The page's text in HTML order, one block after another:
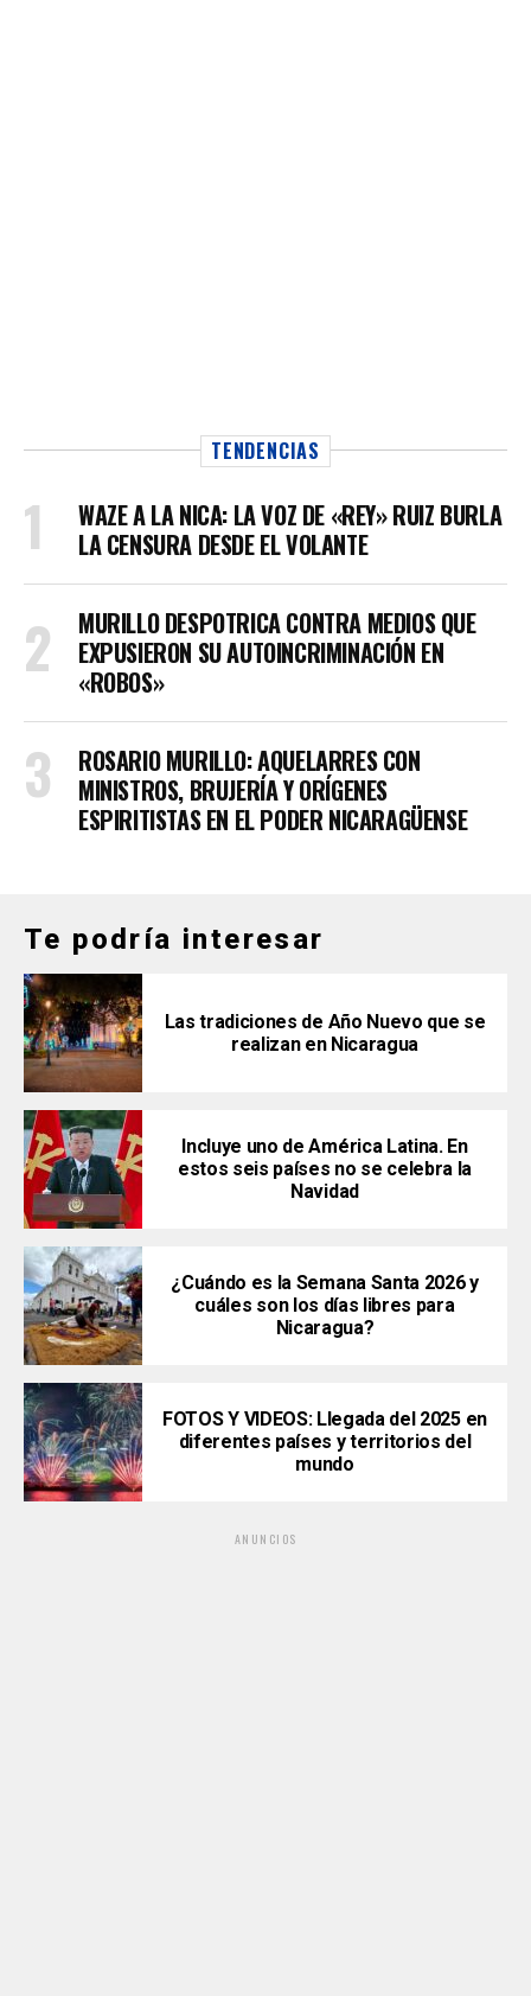
TENDENCIAS
WAZE A LA NICA: LA VOZ DE «REY» RUIZ BURLA
LA CENSURA DESDE EL VOLANTE
MURILLO DESPOTRICA CONTRA MEDIOS QUE
EXPUSIERON SU AUTOINCRIMINACIÓN EN
«ROBOS»
ROSARIO MURILLO: AQUELARRES CON
MINISTROS, BRUJERÍA Y ORÍGENES
ESPIRITISTAS EN EL PODER NICARAGÜENSE
Te podría interesar
Las tradiciones de Año Nuevo que se
realizan en Nicaragua
Incluye uno de América Latina. En
estos seis países no se celebra la
Navidad
¿Cuándo es la Semana Santa 2026 y
cuáles son los días libres para
Nicaragua?
FOTOS Y VIDEOS: Llegada del 2025 en
diferentes países y territorios del
mundo
ANUNCIOS